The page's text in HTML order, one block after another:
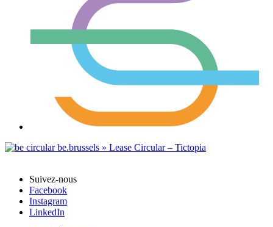
Suivez-nous
Facebook
Instagram
LinkedIn